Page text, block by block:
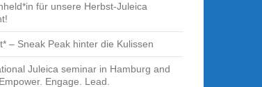
für unsere Herbst-Juleica
– Sneak Peak hinter die Kulissen
Juleica seminar in Hamburg and
Engage. Lead.